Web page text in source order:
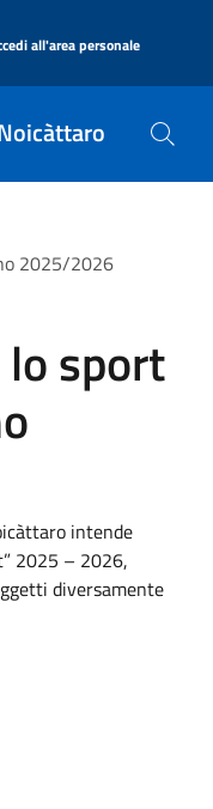
all'area personale
2025/2026
sport
intende
2025 – 2026,
diversamente